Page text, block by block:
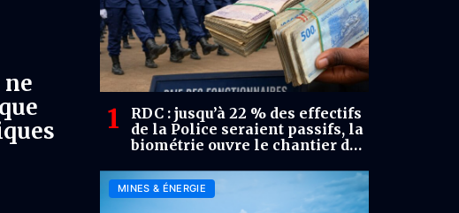
RDC : jusqu’à 22 % des effectifs
de la Police seraient passifs, la
biométrie ouvre le chantier de
MINES & ÉNERGIE